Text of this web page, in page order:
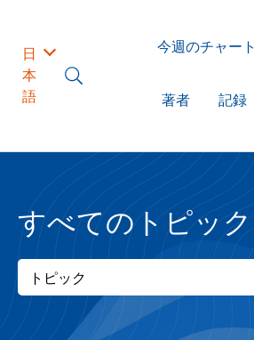
日
本
語
今週のチャート
著者 記録
すべてのトピック
トピック